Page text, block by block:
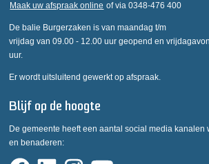
Maak uw afspraak online of via 0348-476 400
De balie Burgerzaken is van maandag t/m
vrijdag van 09.00 - 12.00 uur geopend en
uur.
Er wordt uitsluitend gewerkt op afspraak.
Blijf op de hoogte
De gemeente heeft een aantal social media kanalen
en benaderen: